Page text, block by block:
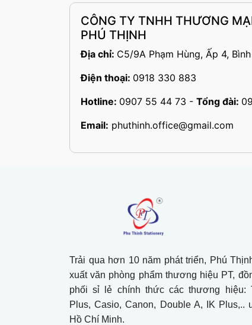
CÔNG TY TNHH THƯƠNG
PHÚ THỊNH
Địa chỉ: C5/9A Phạm Hùng, Ấp 4,
Điện thoại: 0918 330 883
Hotline: 0907 55 44 73 - Tổng đài:
Email: phuthinh.office@gmail.com
Trải qua hơn 10 năm phát triển, Phú
xuất văn phòng phẩm thương hiệu PT,
phối sỉ lẻ chính thức các thương hiệu:
Plus, Casio, Canon, Double A, IK Plus,..
Hồ Chí Minh.